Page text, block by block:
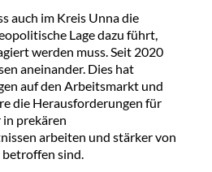
auch im Kreis Unna die
Lage dazu führt,
werden muss. Seit 2020
aneinander. Dies hat
auf den Arbeitsmarkt und
die Herausforderungen für
in prekären
arbeiten und stärker von
betroffen sind.